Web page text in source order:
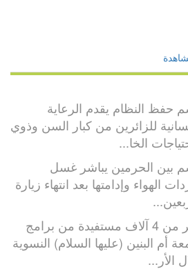
حفظ النظام يقدم الرعاية
للزائرين من كبار السن وذوي
الخا...
بين الحرمين يباشر غسل
الهواء وإدامتها بعد انتهاء زيارة
أكثر من 4 آلاف مستفيدة من برامج
أم البنين (عليها السلام) النسوية
الأر...